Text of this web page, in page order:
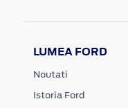
LUMEA FORD
Noutati
Istoria Ford